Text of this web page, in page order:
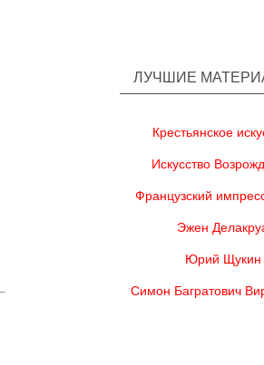
ЛУЧШИЕ
Крестьянское
Искусство
Французский
Эжен
Юрий Щукин
Симон Багратович